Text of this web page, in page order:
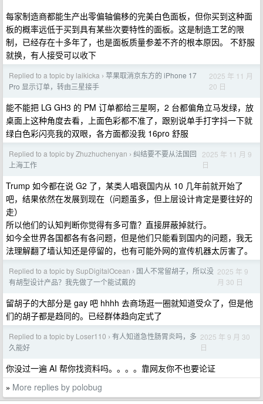
每家制造商都能生产出零偏轴偏移的完美白色面板，但你买到这种面
板的概率远低于买到具有某些次要特性的面板。这是制造工艺的限
制，已经存在十多年了，也是面板质量参差不齐的根本原因。 不舒服
就换，有人接受可以收下
Replied to a topic by laikicka › 苹果取消京东方的 iPhone 17
Pro 显示订单，转由三星接手
2025 年 11 月
20 日
能不能把 LG GH3 的 PM 订单都给三星啊，2 台都偏角立马发绿，放
桌面上这种角度去看，上面色彩都不准了，跟别说单手打字抖一下就
绿白色彩闪亮我的双眼，各方面都没我 16pro 舒服
Replied to a topic by Zhuzhuchenyan › 纠结要不要从法国回
上海工作
2025 年 11 月 9
日
Trump 如今都在说 G2 了，某类人唱衰国内从 10 几年前就开始了
吧，结果依然在发展到现在（问题虽多，但上层设计肯定是要往好的
走）
所以他们的认知判断你觉得有多可靠？直接屏蔽掉就行。
如今全世界各国都各有各问题，但是他们只能看到国内的问题，我无
法理解翻了墙认知还是停留的，也有可能外网的宣传机器太厉害了。
Replied to a topic by SupDigitalOcean › 国人不常留胡子，所以没
有胡型设计产品？我先做了一个能试戴的
2025 年 9
月 30 日
留胡子的大部分是 gay 吧 hhhh 去商场逛一圈就知道受众了，但是他
们的胡子都是趋同的。已经群体趋向定式了
Replied to a topic by Loser110 › 有人知道急性肠胃炎吗，多
久能好
2025 年 9 月 30
日
你没过一遍 AI 帮你找资料吗。。。。靠网友你不也要论证
» More replies by polobug